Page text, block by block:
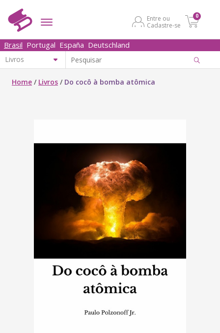
Entre ou
Cadastre-se
0
Brasil Portugal España Deutschland
Home / Livros / Do cocô à bomba atômica